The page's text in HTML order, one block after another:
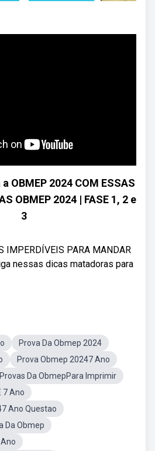
OBMEP 2024 COM ESSAS
OBMEP 2024 | FASE 1, 2 e
3
IMPERDÍVEIS PARA MANDAR
nessas dicas matadoras para
Prova Da Obmep 2024
Prova Obmep 20247 Ano
Provas Da ObmepPara Imprimir
7 Ano
Ano Questao
Da Obmep